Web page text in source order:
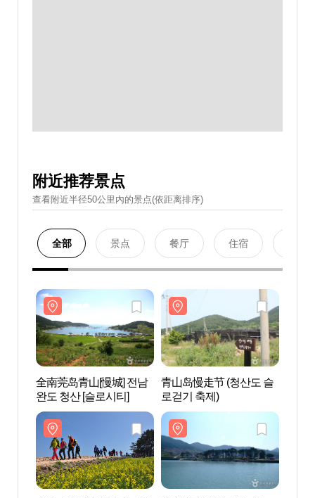
附近推荐景点
查看附近半径50公里內的景点(依距离排序)
全部 景点 餐厅 住宿
全南莞岛青山[慢城] 전남
완도 청산 [슬로시티]
青山岛慢走节 (청산도 슬
로걷기 축제)